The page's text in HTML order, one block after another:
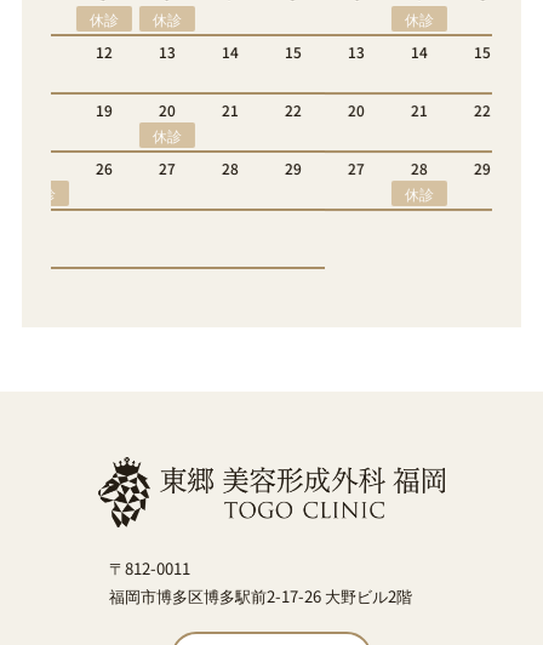
休診
〒812-0011
福岡市博多区博多駅前2-17-26 大野ビル2階